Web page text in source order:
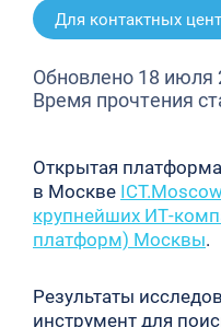
Для контактных
Обновлено 18 июля
Время прочтения
Открытая
в Москве
крупнейших ИТ-
платформ) Москвы.
Результаты
инструмент для